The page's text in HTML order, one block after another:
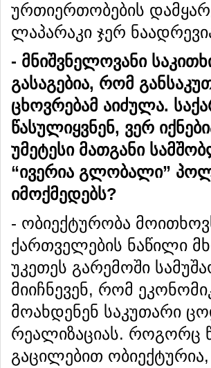
ურთიერთობების
ლაპარაკი ჯერ
- მნიშვნელოვანი
გასაგებია, რომ
ცხოვრებამ აიძულა.
წასულიყვნენ, ვერ
უმეტესი მათგანი
“ივერია გლობალი”
იმოქმედებს?
- ობიექტურობა
ქართველების ნაწილი
უკეთეს გარემოში
მიიჩნევენ, რომ
მოახდენენ საკუთარი
რეალიზაციას. როგორც
გაცილებით